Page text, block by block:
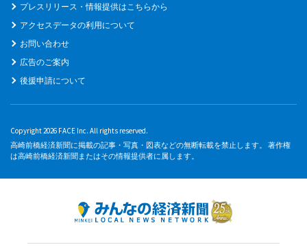
プレスリリース・情報提供はこちらから
アクセスデータの利用について
お問い合わせ
広告のご案内
後援申請について
Copyright 2026 FACE Inc. All rights reserved.
高崎前橋経済新聞に掲載の記事・写真・図表などの無断転載を禁止します。 著作権
は高崎前橋経済新聞またはその情報提供者に属します。